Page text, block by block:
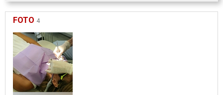
FOTO 4